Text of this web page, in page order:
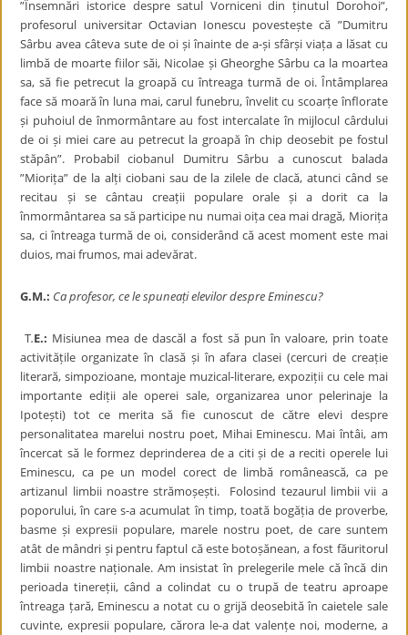
”Însemnări istorice despre satul Vorniceni din ținutul Dorohoi”,
profesorul universitar Octavian Ionescu povestește că ”Dumitru
Sârbu avea câteva sute de oi și înainte de a-și sfârși viața a lăsat cu
limbă de moarte fiilor săi, Nicolae și Gheorghe Sârbu ca la moartea
sa, să fie petrecut la groapă cu întreaga turmă de oi. Întâmplarea
face să moară în luna mai, carul funebru, învelit cu scoarțe înflorate
și puhoiul de înmormântare au fost intercalate în mijlocul cârdului
de oi și miei care au petrecut la groapă în chip deosebit pe fostul
stăpân”. Probabil ciobanul Dumitru Sârbu a cunoscut balada
”Miorița” de la alți ciobani sau de la zilele de clacă, atunci când se
recitau și se cântau creații populare orale și a dorit ca la
înmormântarea sa să participe nu numai oița cea mai dragă, Miorița
sa, ci întreaga turmă de oi, considerând că acest moment este mai
duios, mai frumos, mai adevărat.
G.M.: Ca profesor, ce le spuneați elevilor despre Eminescu?
T.E.: Misiunea mea de dascăl a fost să pun în valoare, prin toate
activitățile organizate în clasă și în afara clasei (cercuri de creație
literară, simpozioane, montaje muzical-literare, expoziții cu cele mai
importante ediții ale operei sale, organizarea unor pelerinaje la
Ipotești) tot ce merita să fie cunoscut de către elevi despre
personalitatea marelui nostru poet, Mihai Eminescu. Mai întâi, am
încercat să le formez deprinderea de a citi și de a reciti operele lui
Eminescu, ca pe un model corect de limbă românească, ca pe
artizanul limbii noastre strămoșești. Folosind tezaurul limbii vii a
poporului, în care s-a acumulat în timp, toată bogăția de proverbe,
basme și expresii populare, marele nostru poet, de care suntem
atât de mândri și pentru faptul că este botoșănean, a fost făuritorul
limbii noastre naționale. Am insistat în prelegerile mele că încă din
perioada tinereții, când a colindat cu o trupă de teatru aproape
întreaga țară, Eminescu a notat cu o grijă deosebită în caietele sale
cuvinte, expresii populare, cărora le-a dat valențe noi, moderne, a